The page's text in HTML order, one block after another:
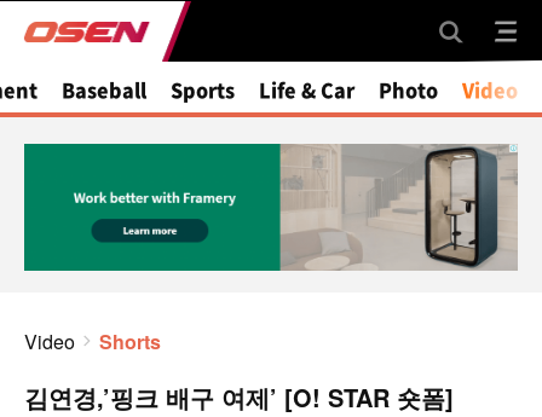
Baseball Sports Life & Car Photo Video
Video Shorts
김연경,’핑크 배구 여제’ [O! STAR 숏폼]